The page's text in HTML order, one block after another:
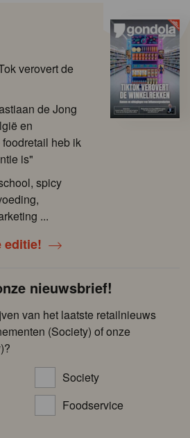
verovert de
de Jong
en
heb ik
is"
spicy
...
editie!
nieuwsbrief!
van het laatste retailnieuws
(Society) of onze
Society
Foodservice